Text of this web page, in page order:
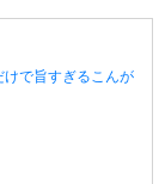
で旨すぎるこんが